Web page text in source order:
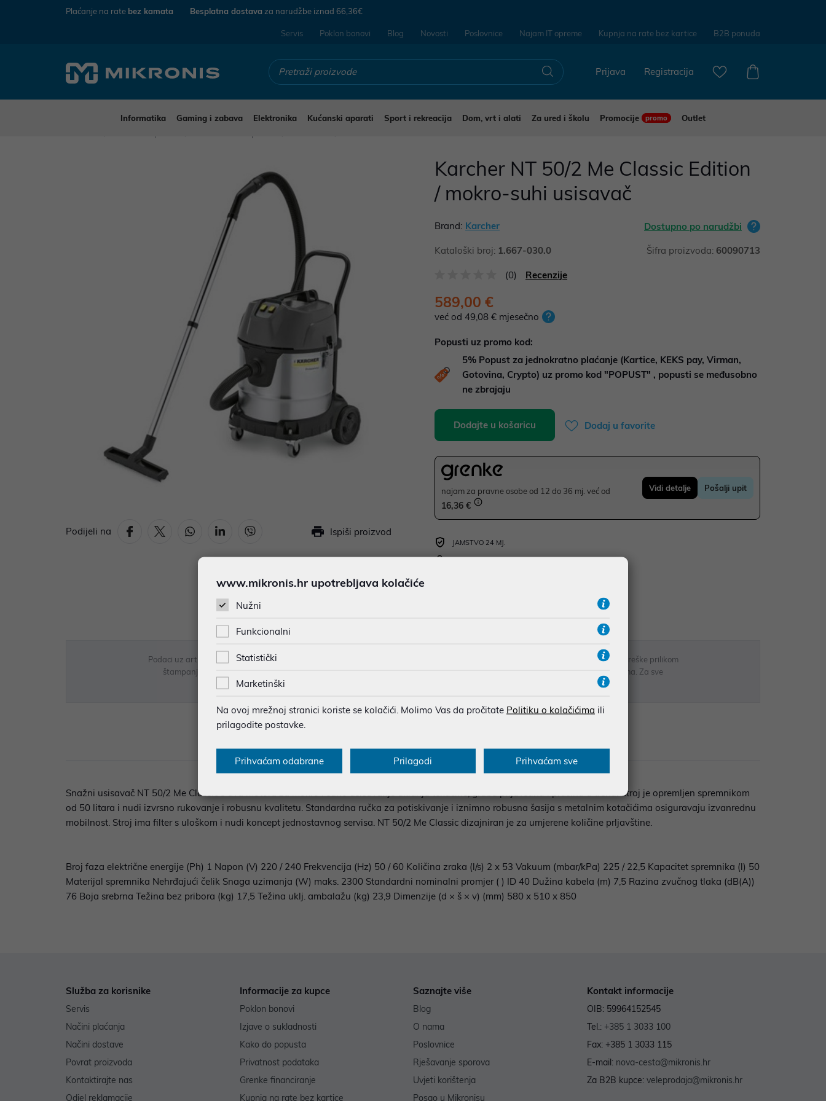
Plaćanje na rate bez kamata Besplatna dostava za narudžbe iznad 66,36€
Servis Poklon bonovi Blog Novosti Poslovnice Najam IT opreme Kupnja na rate bez kartice B2B ponuda
Registracija
Prijava
Informatika Gaming i zabava Elektronika Kućanski aparati Sport i rekreacija Dom, vrt i alati Za ured i školu Promocije promo
Outlet
Podijeli na Ispiši proizvod
Karcher NT 50/2 Me Classic Edition
/ mokro-suhi usisavač
Brand: Karcher Dostupno po narudžbi
Kataloški broj: 1.667-030.0 Šifra proizvoda: 60090713
(0) Recenzije
589,00 €
već od 49,08 € mjesečno
Popusti uz promo kod:
5% Popust za jednokratno plaćanje (Kartice, KEKS pay, Virman,
Gotovina, Crypto) uz promo kod "POPUST" , popusti se međusobno
ne zbrajaju
Dodajte u košaricu Dodaj u favorite
najam za pravne osobe od 12 do 36 mj. već od
16,36 €
Vidi detalje Pošalji upit
JAMSTVO 24 MJ.
Podaci uz artikle su prezentirani u dobroj namjeri. Mikronis d.o.o. ne odgovara za eventualne pogreške nastale u opisu proizvoda, greške prilikom
štampanja te promjene u dostupnosti i cijene. Slike artikala su ilustrativne prirode te ne moraju u potpunosti odgovarati artiklima. Za sve
eventualne nejasnoće možete nas kontaktirati na
Opis Specifikacija Raspoloživost Recenzije
Snažni usisavač NT 50/2 Me Classic s dva motora za mokro i suho usisavanje uklanja tekućine, grubu prljavštinu i prašinu u trenu. Stroj je opremljen spremnikom
od 50 litara i nudi izvrsno rukovanje i robusnu kvalitetu. Standardna ručka za potiskivanje i iznimno robusna šasija s metalnim kotačićima osiguravaju izvanrednu
mobilnost. Stroj ima filter s uloškom i nudi koncept jednostavnog servisa. NT 50/2 Me Classic dizajniran je za umjerene količine prljavštine.
Broj faza električne energije (Ph) 1 Napon (V) 220 / 240 Frekvencija (Hz) 50 / 60 Količina zraka (l/s) 2 x 53 Vakuum (mbar/kPa) 225 / 22,5 Kapacitet spremnika (l) 50
Materijal spremnika Nehrđajući čelik Snaga uzimanja (W) maks. 2300 Standardni nominalni promjer ( ) ID 40 Dužina kabela (m) 7,5 Razina zvučnog tlaka (dB(A))
76 Boja srebrna Težina bez pribora (kg) 17,5 Težina uklj. ambalažu (kg) 23,9 Dimenzije (d × š × v) (mm) 580 x 510 x 850
Služba za korisnike
Servis
Načini plaćanja
Načini dostave
Povrat proizvoda
Kontaktirajte nas
Odjel reklamacije
Informacije za kupce
Poklon bonovi
Izjave o sukladnosti
Kako do popusta
Privatnost podataka
Grenke financiranje
Kupnja na rate bez kartice
Saznajte više
Blog
O nama
Poslovnice
Rješavanje sporova
Uvjeti korištenja
Posao u Mikronisu
Kontakt informacije
OIB: 59964152545
Tel.: +385 1 3033 100
Fax: +385 1 3033 115
E-mail: nova-cesta@mikronis.hr
Za B2B kupce: veleprodaja@mikronis.hr
www.mikronis.hr upotrebljava kolačiće
Nužni
Funkcionalni
Statistički
Marketinški
Na ovoj mrežnoj stranici koriste se kolačići. Molimo Vas da pročitate Politiku o kolačićima ili
prilagodite postavke.
Prihvaćam odabrane Prilagodi Prihvaćam sve